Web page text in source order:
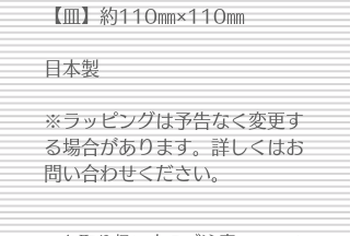
【皿】約110㎜×110㎜
日本製
※ラッピングは予告なく変更す
る場合があります。詳しくはお
問い合わせください。